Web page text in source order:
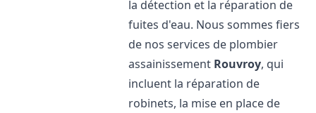
la détection et la réparation de
fuites d'eau. Nous sommes fiers
de nos services de plombier
assainissement Rouvroy, qui
incluent la réparation de
robinets, la mise en place de